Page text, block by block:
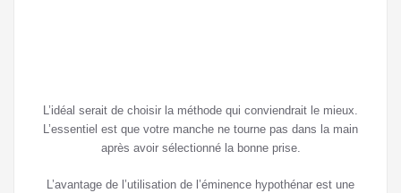
L’idéal serait de choisir la méthode qui conviendrait le mieux.
L’essentiel est que votre manche ne tourne pas dans la main
après avoir sélectionné la bonne prise.
L’avantage de l’utilisation de l’éminence hypothénar est une